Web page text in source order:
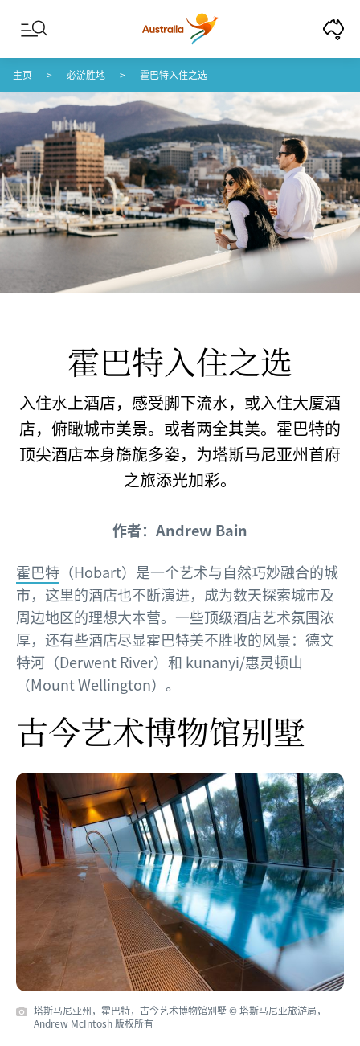
Skip to content
Skip to footer navigation
主页 必游胜地 霍巴特入住之选
霍巴特入住之选
入住水上酒店，感受脚下流水，或入住大厦酒
店，俯瞰城市美景。或者两全其美。霍巴特的
顶尖酒店本身旖旎多姿，为塔斯马尼亚州首府
之旅添光加彩。
作者：Andrew Bain
霍巴特 （Hobart）是一个艺术与自然巧妙融合的城
市，这里的酒店也不断演进，成为数天探索城市及
周边地区的理想大本营。一些顶级酒店艺术氛围浓
厚，还有些酒店尽显霍巴特美不胜收的风景：德文
特河（Derwent River）和 kunanyi/惠灵顿山
（Mount Wellington）。
古今艺术博物馆别墅
塔斯马尼亚州，霍巴特，古今艺术博物馆别墅 © 塔斯马尼亚旅游局，
Andrew McIntosh 版权所有